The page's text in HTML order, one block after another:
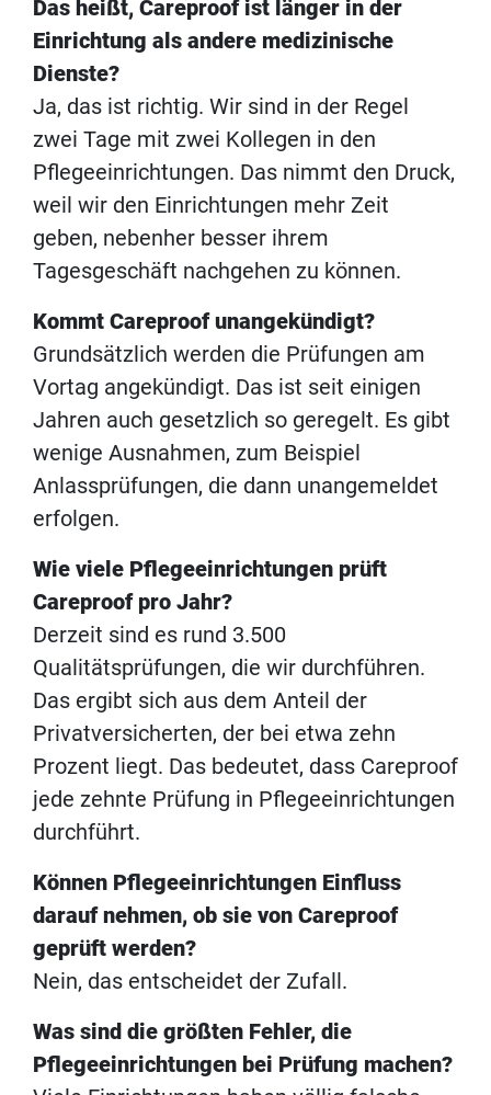
Das heißt, Careproof ist länger in der
Einrichtung als andere medizinische
Dienste?
Ja, das ist richtig. Wir sind in der Regel
zwei Tage mit zwei Kollegen in den
Pflegeeinrichtungen. Das nimmt den Druck,
weil wir den Einrichtungen mehr Zeit
geben, nebenher besser ihrem
Tagesgeschäft nachgehen zu können.
Kommt Careproof unangekündigt?
Grundsätzlich werden die Prüfungen am
Vortag angekündigt. Das ist seit einigen
Jahren auch gesetzlich so geregelt. Es gibt
wenige Ausnahmen, zum Beispiel
Anlassprüfungen, die dann unangemeldet
erfolgen.
Wie viele Pflegeeinrichtungen prüft
Careproof pro Jahr?
Derzeit sind es rund 3.500
Qualitätsprüfungen, die wir durchführen.
Das ergibt sich aus dem Anteil der
Privatversicherten, der bei etwa zehn
Prozent liegt. Das bedeutet, dass Careproof
jede zehnte Prüfung in Pflegeeinrichtungen
durchführt.
Können Pflegeeinrichtungen Einfluss
darauf nehmen, ob sie von Careproof
geprüft werden?
Nein, das entscheidet der Zufall.
Was sind die größten Fehler, die
Pflegeeinrichtungen bei Prüfung machen?